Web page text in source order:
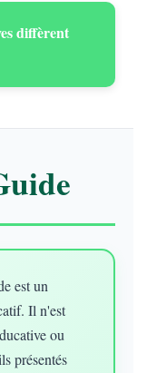
diffèrent
est un
Il n'est
ou
présentés